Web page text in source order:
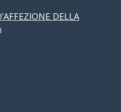
DELLA